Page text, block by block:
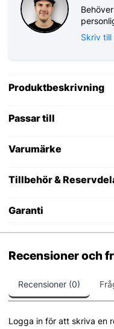
Skriv till
Produktbeskrivning
Passar till
Varumärke
Tillbehör &
Garanti
Recensioner och
Recensioner (0)
Logga in för att skriva en